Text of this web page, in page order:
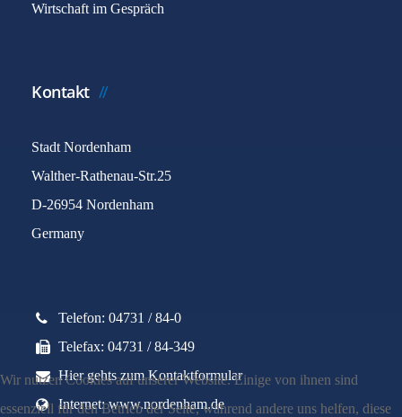
Wirtschaft im Gespräch
Kontakt
Stadt Nordenham
Walther-Rathenau-Str.25
D-26954 Nordenham
Germany
Telefon: 04731 / 84-0
Telefax: 04731 / 84-349
Hier gehts zum Kontaktformular
Internet: www.nordenham.de
Wir nutzen Cookies auf unserer Website. Einige von ihnen sind
essenziell für den Betrieb der Seite, während andere uns helfen, diese